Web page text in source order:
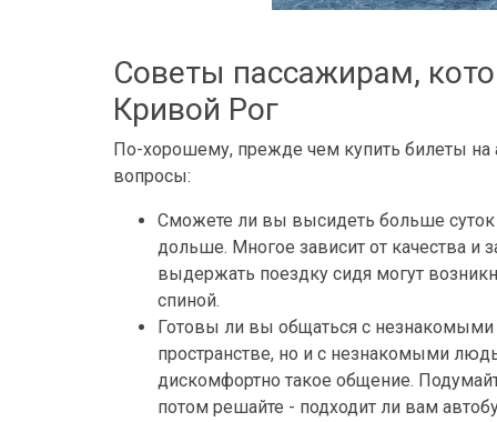
Советы пассажирам,
Кривой Рог
По-хорошему, прежде чем купить билеты на
вопросы:
Сможете ли вы высидеть больше суток
дольше. Многое зависит от качества и
выдержать поездку сидя могут
спиной.
Готовы ли вы общаться с
пространстве, но и с незнакомыми
дискомфортно такое общение.
потом решайте - подходит ли вам